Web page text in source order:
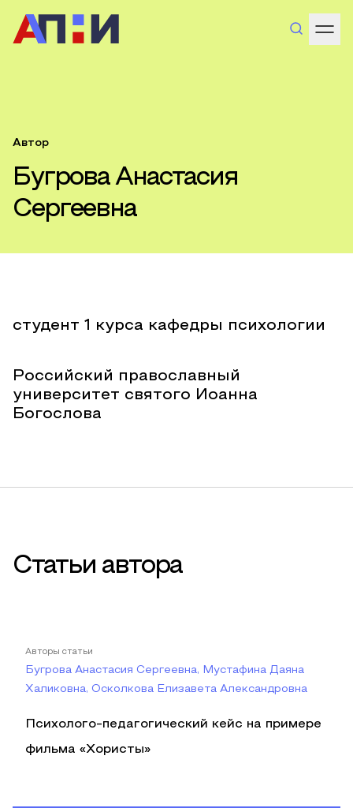
Автор
Бугрова Анастасия
Сергеевна
студент 1 курса кафедры психологии
Российский православный
университет святого Иоанна
Богослова
Статьи автора
Авторы статьи
Бугрова Анастасия Сергеевна, Мустафина Даяна
Халиковна, Осколкова Елизавета Александровна
Психолого-педагогический кейс на примере
фильма «Хористы»